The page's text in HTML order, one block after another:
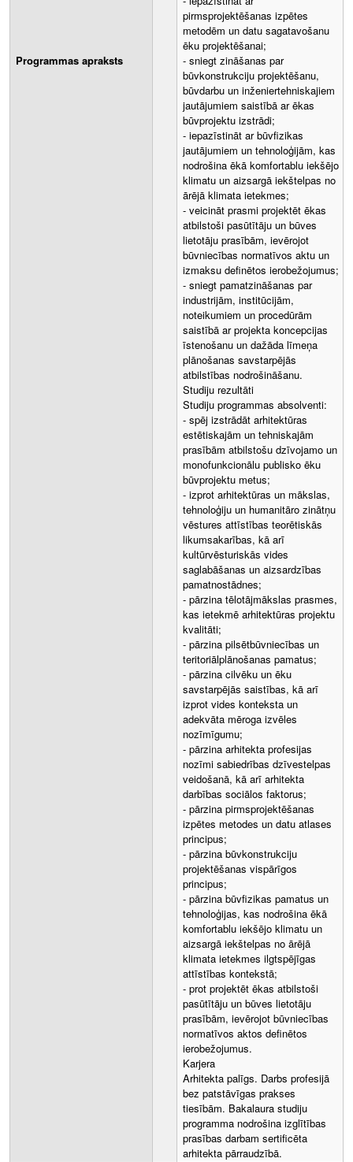
Programmas apraksts
pirmsprojektēšanas izpētes
metodēm un datu sagatavošanu
ēku projektēšanai;
- sniegt zināšanas par
būvkonstrukciju projektēšanu,
būvdarbu un inženiertehniskajiem
jautājumiem saistībā ar ēkas
būvprojektu izstrādi;
- iepazīstināt ar būvfizikas
jautājumiem un tehnoloģijām, kas
nodrošina ēkā komfortablu iekšējo
klimatu un aizsargā iekštelpas no
ārējā klimata ietekmes;
- veicināt prasmi projektēt ēkas
atbilstoši pasūtītāju un būves
lietotāju prasībām, ievērojot
būvniecības normatīvos aktu un
izmaksu definētos ierobežojumus;
- sniegt pamatzināšanas par
industrijām, institūcijām,
noteikumiem un procedūrām
saistībā ar projekta koncepcijas
īstenošanu un dažāda līmeņa
plānošanas savstarpējās
atbilstības nodrošināšanu.
Studiju rezultāti
Studiju programmas absolventi:
- spēj izstrādāt arhitektūras
estētiskajām un tehniskajām
prasībām atbilstošu dzīvojamo un
monofunkcionālu publisko ēku
būvprojektu metus;
- izprot arhitektūras un mākslas,
tehnoloģiju un humanitāro zinātņu
vēstures attīstības teorētiskās
likumsakarības, kā arī
kultūrvēsturiskās vides
saglabāšanas un aizsardzības
pamatnostādnes;
- pārzina tēlotājmākslas prasmes,
kas ietekmē arhitektūras projektu
kvalitāti;
- pārzina pilsētbūvniecības un
teritoriālplānošanas pamatus;
- pārzina cilvēku un ēku
savstarpējās saistības, kā arī
izprot vides konteksta un
adekvāta mēroga izvēles
nozīmīgumu;
- pārzina arhitekta profesijas
nozīmi sabiedrības dzīvestelpas
veidošanā, kā arī arhitekta
darbības sociālos faktorus;
- pārzina pirmsprojektēšanas
izpētes metodes un datu atlases
principus;
- pārzina būvkonstrukciju
projektēšanas vispārīgos
principus;
- pārzina būvfizikas pamatus un
tehnoloģijas, kas nodrošina ēkā
komfortablu iekšējo klimatu un
aizsargā iekštelpas no ārējā
klimata ietekmes ilgtspējīgas
attīstības kontekstā;
- prot projektēt ēkas atbilstoši
pasūtītāju un būves lietotāju
prasībām, ievērojot būvniecības
normatīvos aktos definētos
ierobežojumus.
Karjera
Arhitekta palīgs. Darbs profesijā
bez patstāvīgas prakses
tiesībām. Bakalaura studiju
programma nodrošina izglītības
prasības darbam sertificēta
arhitekta pārraudzībā.